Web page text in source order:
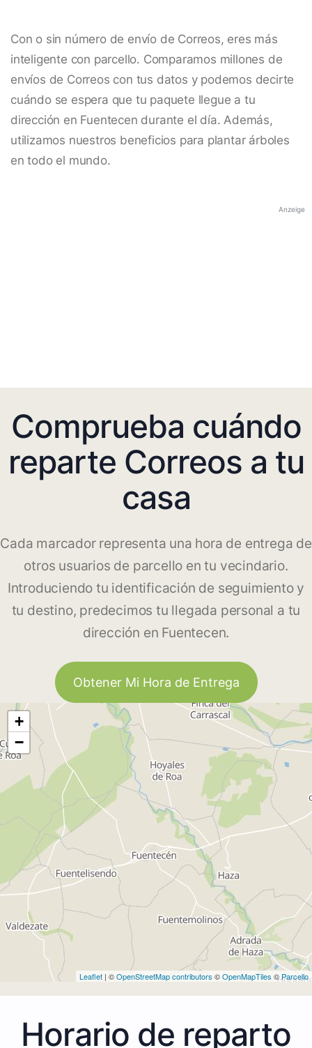
Con o sin número de envío de Correos, eres más
inteligente con parcello. Comparamos millones de
envíos de Correos con tus datos y podemos decirte
cuándo se espera que tu paquete llegue a tu
dirección en Fuentecen durante el día. Además,
utilizamos nuestros beneficios para plantar árboles
en todo el mundo.
Anzeige
Comprueba cuándo
reparte Correos a tu
casa
Cada marcador representa una hora de entrega de
otros usuarios de parcello en tu vecindario.
Introduciendo tu identificación de seguimiento y
tu destino, predecimos tu llegada personal a tu
dirección en Fuentecen.
Obtener Mi Hora de Entrega
+
−
Leaflet | ©OpenStreetMap contributors ©OpenMapTiles © Parcello
Horario de reparto